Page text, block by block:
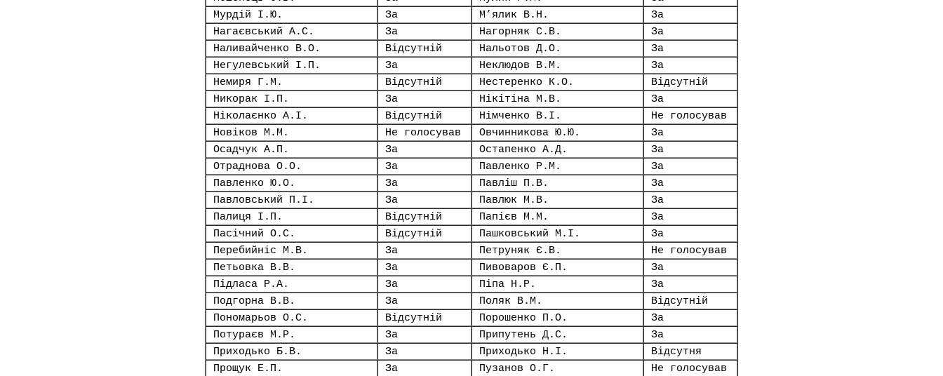
Мурдій І.Ю.
За М’ялик В.Н.
За
Нагаєвський А.С.
За Нагорняк С.В.
За
Наливайченко В.О.
Відсутній Нальотов Д.О.
За
Негулевський І.П.
За Неклюдов В.М.
За
Немиря Г.М.
Відсутній Нестеренко К.О.
Відсутній
Никорак І.П.
За Нікітіна М.В.
За
Ніколаєнко А.І.
Відсутній Німченко В.І.
Не голосував
Новіков М.М.
Не голосував Овчинникова Ю.Ю.
За
Осадчук А.П.
За Остапенко А.Д.
За
Отраднова О.О.
За Павленко Р.М.
За
Павленко Ю.О.
За Павліш П.В.
За
Павловський П.І.
За Павлюк М.В.
За
Палиця І.П.
Відсутній Папієв М.М.
За
Пасічний О.С.
Відсутній Пашковський М.І.
За
Перебийніс М.В.
За Петруняк Є.В.
Не голосував
Петьовка В.В.
За Пивоваров Є.П.
За
Підласа Р.А.
За Піпа Н.Р.
За
Подгорна В.В.
За Поляк В.М.
Відсутній
Пономарьов О.С.
Відсутній Порошенко П.О.
За
Потураєв М.Р.
За Припутень Д.С.
За
Приходько Б.В.
За Приходько Н.І.
Відсутня
Прощук Е.П.
За Пузанов О.Г. Не голосував